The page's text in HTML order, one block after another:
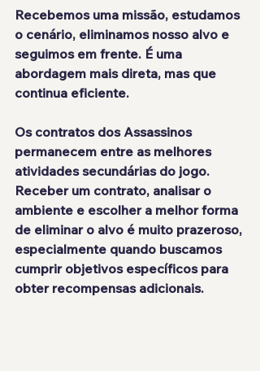
Recebemos uma missão, estudamos
o cenário, eliminamos nosso alvo e
seguimos em frente. É uma
abordagem mais direta, mas que
continua eficiente.
Os contratos dos Assassinos
permanecem entre as melhores
atividades secundárias do jogo.
Receber um contrato, analisar o
ambiente e escolher a melhor forma
de eliminar o alvo é muito prazeroso,
especialmente quando buscamos
cumprir objetivos específicos para
obter recompensas adicionais.